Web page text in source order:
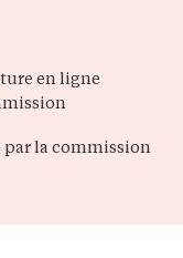
en ligne
par la commission